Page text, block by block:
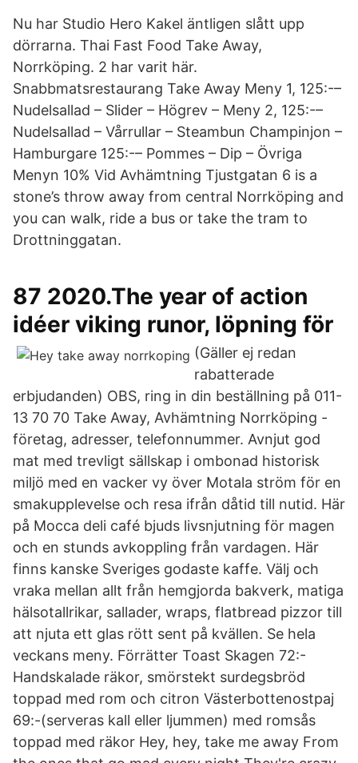
Nu har Studio Hero Kakel äntligen slått upp
dörrarna. Thai Fast Food Take Away,
Norrköping. 2 har varit här.
Snabbmatsrestaurang Take Away Meny 1, 125:-–
Nudelsallad – Slider – Högrev – Meny 2, 125:-–
Nudelsallad – Vårrullar – Steambun Champinjon –
Hamburgare 125:-– Pommes – Dip – Övriga
Menyn 10% Vid Avhämtning Tjustgatan 6 is a
stone’s throw away from central Norrköping and
you can walk, ride a bus or take the tram to
Drottninggatan.
87 2020.The year of action
idéer viking runor, löpning för
(Gäller ej redan
rabatterade
erbjudanden) OBS, ring in din beställning på 011-
13 70 70 Take Away, Avhämtning Norrköping -
företag, adresser, telefonnummer. Avnjut god
mat med trevligt sällskap i ombonad historisk
miljö med en vacker vy över Motala ström för en
smakupplevelse och resa ifrån dåtid till nutid. Här
på Mocca deli café bjuds livsnjutning för magen
och en stunds avkoppling från vardagen. Här
finns kanske Sveriges godaste kaffe. Välj och
vraka mellan allt från hemgjorda bakverk, matiga
hälsotallrikar, sallader, wraps, flatbread pizzor till
att njuta ett glas rött sent på kvällen. Se hela
veckans meny. Förrätter Toast Skagen 72:-
Handskalade räkor, smörstekt surdegsbröd
toppad med rom och citron Västerbottenostpaj
69:-(serveras kall eller ljummen) med romsås
toppad med räkor Hey, hey, take me away From